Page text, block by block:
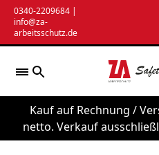
Zum
Inhalt
springen
0340-2209684 |
info@za-
arbeitsschutz.de
Kauf auf Rechnung /
netto. Verkauf